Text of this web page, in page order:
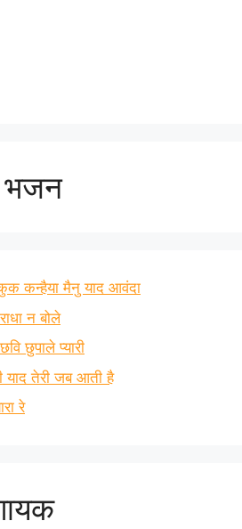
भजन
कुक कन्हैया मैनु याद आवंदा
न बोले
छुपाले प्यारी
तेरी जब आती है
रे